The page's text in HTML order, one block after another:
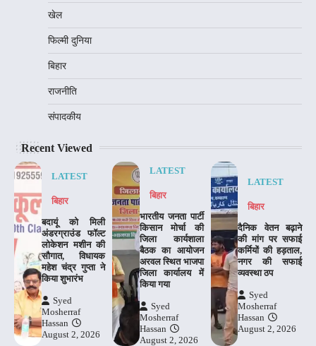
खेल
फिल्मी दुनिया
बिहार
राजनीति
संपादकीय
Recent Viewed
LATEST
बिहार
बदायूं को मिली
अंडरग्राउंड फॉल्ट
लोकेशन मशीन की
सौगात, विधायक
महेश चंद्र गुप्ता ने
किया शुभारंभ
Syed
Mosherraf
Hassan
August 2, 2026
LATEST
बिहार
भारतीय जनता पार्टी
किसान मोर्चा की
जिला कार्यशाला
बैठक का आयोजन
अरवल स्थित भाजपा
जिला कार्यालय में
किया गया
Syed
Mosherraf
Hassan
August 2, 2026
LATEST
बिहार
दैनिक वेतन बढ़ाने
की मांग पर सफाई
कर्मियों की हड़ताल,
नगर की सफाई
व्यवस्था ठप
Syed
Mosherraf
Hassan
August 2, 2026